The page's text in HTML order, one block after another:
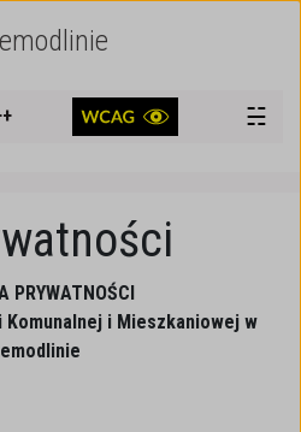
☵
PRYWATNOŚCI
Komunalnej i Mieszkaniowej w